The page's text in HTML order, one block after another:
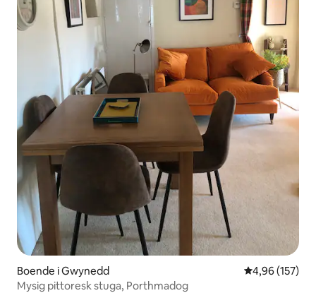
Boende i Gwynedd 4,96 av 5 i
4,96 (157)
Mysig pittoresk stuga, Porthmadog